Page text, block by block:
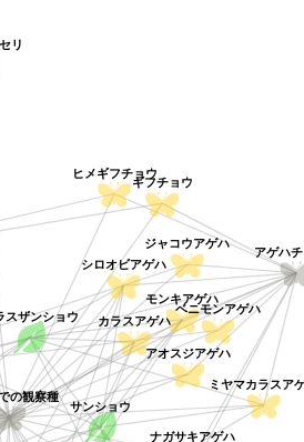
アゲハ
ジャコウアゲハ
アオスジアゲハ
ギフチョウ
ベニモンアゲハ
カラスアゲハ
スザンショウ
サンショウ
モンキアゲハ
ミヤマカラスア
ナガサキアゲハ
シロオビアゲハ
リ
ヒメギフチョウ
の観察種